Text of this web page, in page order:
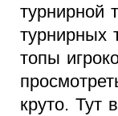
турнирной
турнирных
топы
круто. Тут